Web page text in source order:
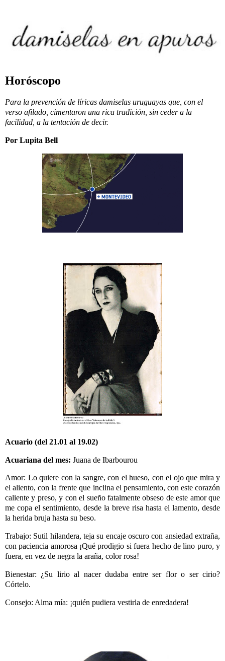
Horóscopo
Para la prevención de líricas damiselas uruguayas que, con el
verso afilado, cimentaron una rica tradición, sin ceder a la
facilidad, a la tentación de decir.
Por Lupita Bell
Acuario (del 21.01 al 19.02)
Acuariana del mes: Juana de Ibarbourou
Amor: Lo quiere con la sangre, con el hueso, con el ojo que mira y
el aliento, con la frente que inclina el pensamiento, con este corazón
caliente y preso, y con el sueño fatalmente obseso de este amor que
me copa el sentimiento, desde la breve risa hasta el lamento, desde
la herida bruja hasta su beso.
Trabajo: Sutil hilandera, teja su encaje oscuro con ansiedad extraña,
con paciencia amorosa ¡Qué prodigio si fuera hecho de lino puro, y
fuera, en vez de negra la araña, color rosa!
Bienestar: ¿Su lirio al nacer dudaba entre ser flor o ser cirio?
Córtelo.
Consejo: Alma mía: ¡quién pudiera vestirla de enredadera!